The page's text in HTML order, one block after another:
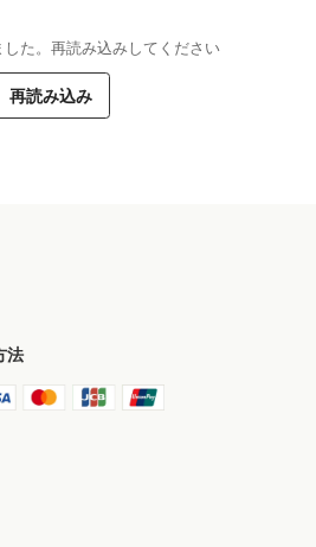
した。再読み込みしてください
再読み込み
法